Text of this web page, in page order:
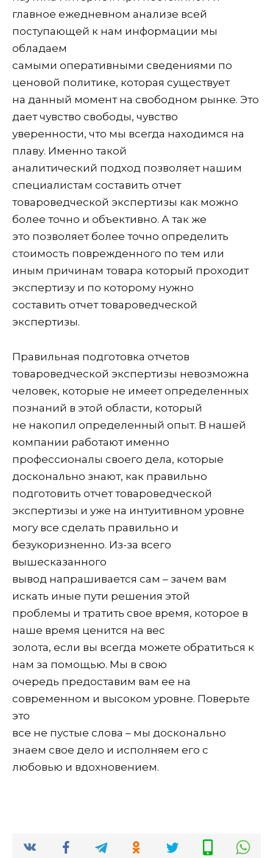
главное ежедневном анализе всей
поступающей к нам информации мы
обладаем
самыми оперативными сведениями по
ценовой политике, которая существует
на данный момент на свободном рынке. Это
дает чувство свободы, чувство
уверенности, что мы всегда находимся на
плаву. Именно такой
аналитический подход позволяет нашим
специалистам составить отчет
товароведческой экспертизы как можно
более точно и объективно. А так же
это позволяет более точно определить
стоимость поврежденного по тем или
иным причинам товара который проходит
экспертизу и по которому нужно
составить отчет товароведческой
экспертизы.
Правильная подготовка отчетов
товароведческой экспертизы невозможна
человек, которые не имеет определенных
познаний в этой области, который
не накопил определенный опыт. В нашей
компании работают именно
профессионалы своего дела, которые
досконально знают, как правильно
подготовить отчет товароведческой
экспертизы и уже на интуитивном уровне
могу все сделать правильно и
безукоризненно. Из-за всего
вышесказанного
вывод напрашивается сам – зачем вам
искать иные пути решения этой
проблемы и тратить свое время, которое в
наше время ценится на вес
золота, если вы всегда можете обратиться к
нам за помощью. Мы в свою
очередь предоставим вам ее на
современном и высоком уровне. Поверьте
это
все не пустые слова – мы досконально
знаем свое дело и исполняем его с
любовью и вдохновением.